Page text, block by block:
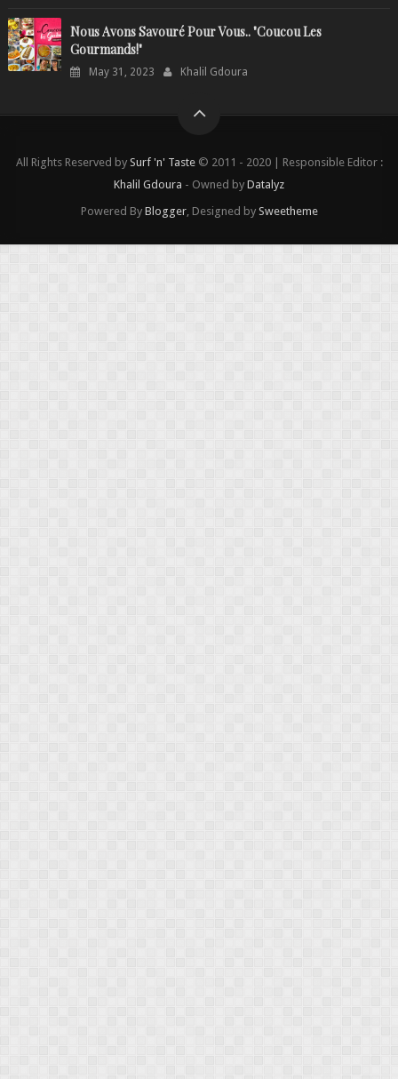
Nous Avons Savouré Pour Vous.. "Coucou Les
Gourmands!"
May 31, 2023 Khalil Gdoura
All Rights Reserved by Surf 'n' Taste© 2011 - 2020 | Responsible Editor :
Khalil Gdoura - Owned by Datalyz
Powered By Blogger, Designed by Sweetheme